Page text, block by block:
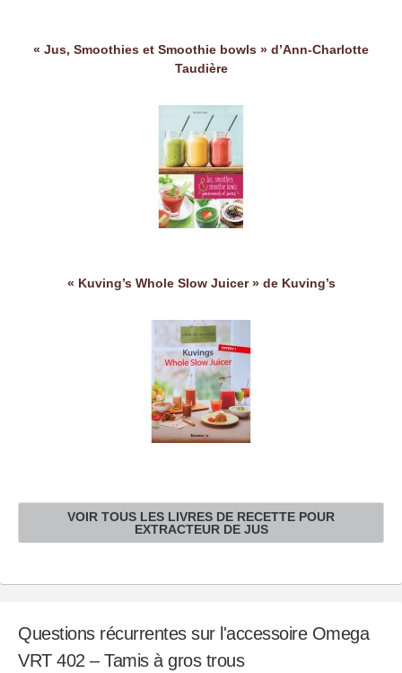
« Jus, Smoothies et Smoothie bowls » d’Ann-Charlotte
Taudière
« Kuving’s Whole Slow Juicer » de Kuving’s
VOIR TOUS LES LIVRES DE RECETTE POUR
EXTRACTEUR DE JUS
Questions récurrentes sur l'accessoire Omega
VRT 402 – Tamis à gros trous